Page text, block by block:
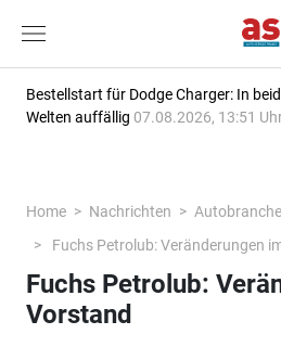
Bestellstart für Dodge Charger: In
Welten auffällig 07.08.2026, 13:51
Home Nachrichten
Autobranche
Fuchs Petrolub: Veränderungen
Fuchs Petrolub:
Vorstand